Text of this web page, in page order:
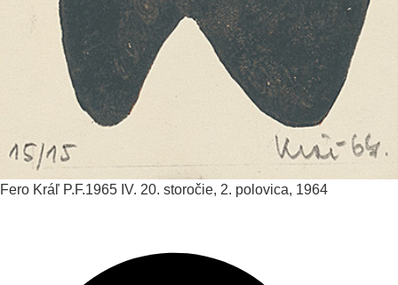
Fero Kráľ P.F.1965 IV. 20. storočie, 2. polovica, 1964